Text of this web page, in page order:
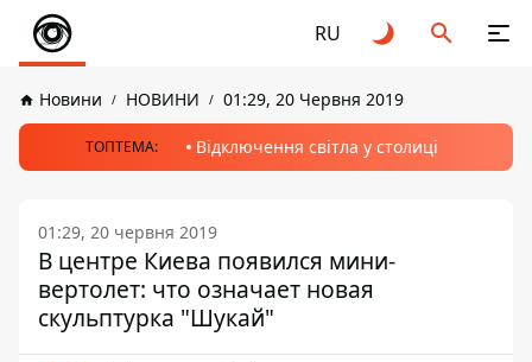
RU
Новини НОВИНИ 01:29, 20 Червня 2019
ТОПТЕМА: Відключення світла у столиці
01:29, 20 червня 2019
В центре Киева появился мини-
вертолет: что означает новая
скульптурка "Шукай"